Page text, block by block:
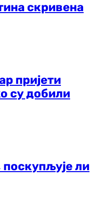
скривена
пријети
су добили
ли